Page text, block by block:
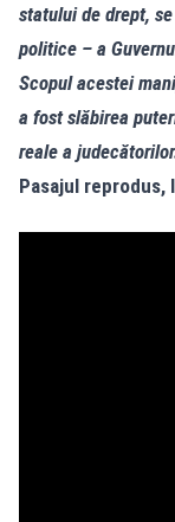
statului de drept,
politice – a
Scopul acestei
a fost slăbirea
reale a
Pasajul reprodus,